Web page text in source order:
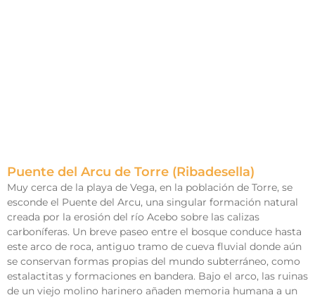
Puente del Arcu de Torre (Ribadesella)
Muy cerca de la playa de Vega, en la población de Torre, se
esconde el Puente del Arcu, una singular formación natural
creada por la erosión del río Acebo sobre las calizas
carboníferas. Un breve paseo entre el bosque conduce hasta
este arco de roca, antiguo tramo de cueva fluvial donde aún
se conservan formas propias del mundo subterráneo, como
estalactitas y formaciones en bandera. Bajo el arco, las ruinas
de un viejo molino harinero añaden memoria humana a un